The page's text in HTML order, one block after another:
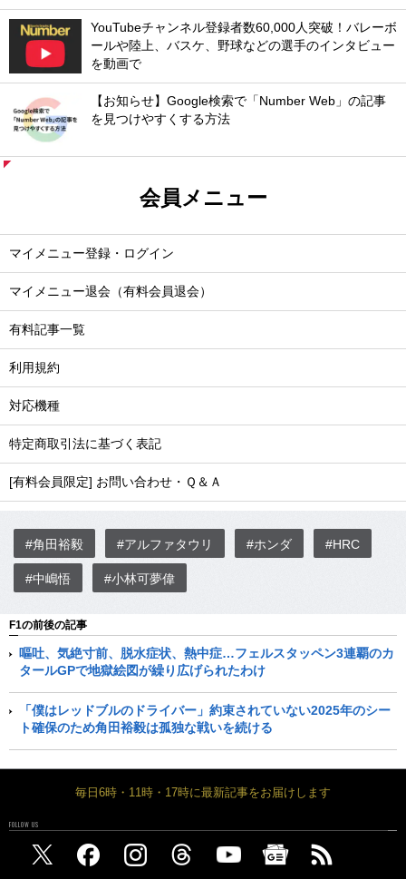
YouTubeチャンネル登録者数60,000人突破！バレーボ
ールや陸上、バスケ、野球などの選手のインタビュー
を動画で
【お知らせ】Google検索で「Number Web」の記事
を見つけやすくする方法
会員メニュー
マイメニュー登録・ログイン
マイメニュー退会（有料会員退会）
有料記事一覧
利用規約
対応機種
特定商取引法に基づく表記
[有料会員限定] お問い合わせ・Ｑ＆Ａ
#角田裕毅 #アルファタウリ #ホンダ #HRC
#中嶋悟 #小林可夢偉
F1の前後の記事
嘔吐、気絶寸前、脱水症状、熱中症…フェルスタッペン3連覇のカ
タールGPで地獄絵図が繰り広げられたわけ
「僕はレッドブルのドライバー」約束されていない2025年のシー
ト確保のため角田裕毅は孤独な戦いを続ける
毎日6時・11時・17時に最新記事をお届けします
FOLLOW US